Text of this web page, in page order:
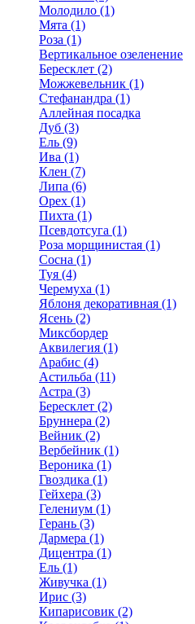
Молодило (1)
Мята (1)
Роза (1)
Вертикальное озеленение
Бересклет (2)
Можжевельник (1)
Стефанандра (1)
Аллейная посадка
Дуб (3)
Ель (9)
Ива (1)
Клен (7)
Липа (6)
Орех (1)
Пихта (1)
Псевдотсуга (1)
Роза морщинистая (1)
Сосна (1)
Туя (4)
Черемуха (1)
Яблоня декоративная (1)
Ясень (2)
Миксбордер
Аквилегия (1)
Арабис (4)
Астильба (11)
Астра (3)
Бересклет (2)
Бруннера (2)
Вейник (2)
Вербейник (1)
Вероника (1)
Гвоздика (1)
Гейхера (3)
Гелениум (1)
Герань (3)
Дармера (1)
Дицентра (1)
Ель (1)
Живучка (1)
Ирис (3)
Кипарисовик (2)